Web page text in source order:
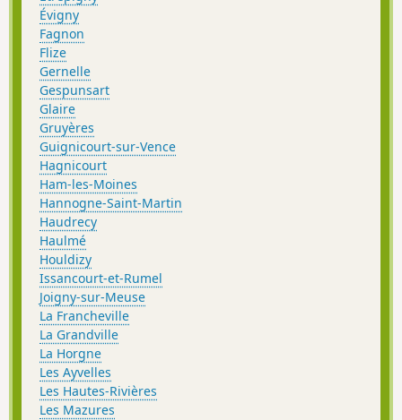
Évigny
Fagnon
Flize
Gernelle
Gespunsart
Glaire
Gruyères
Guignicourt-sur-Vence
Hagnicourt
Ham-les-Moines
Hannogne-Saint-Martin
Haudrecy
Haulmé
Houldizy
Issancourt-et-Rumel
Joigny-sur-Meuse
La Francheville
La Grandville
La Horgne
Les Ayvelles
Les Hautes-Rivières
Les Mazures